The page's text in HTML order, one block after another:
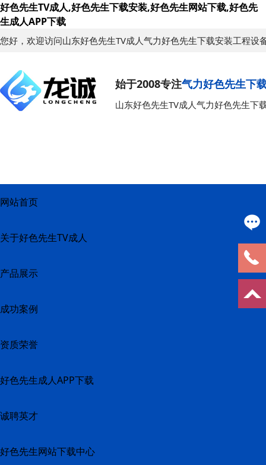
好色先生TV成人,好色先生下载安装,好色先生网站下载,好色先
生成人APP下载
您好，欢迎访问山东好色先生TV成人气力好色先生下载安装工程设
始于2008专注气力好色先生下
山东好色先生TV成人气力好色先生下
网站首页
关于好色先生TV成人
产品展示
成功案例
资质荣誉
好色先生成人APP下载
诚聘英才
好色先生网站下载中心